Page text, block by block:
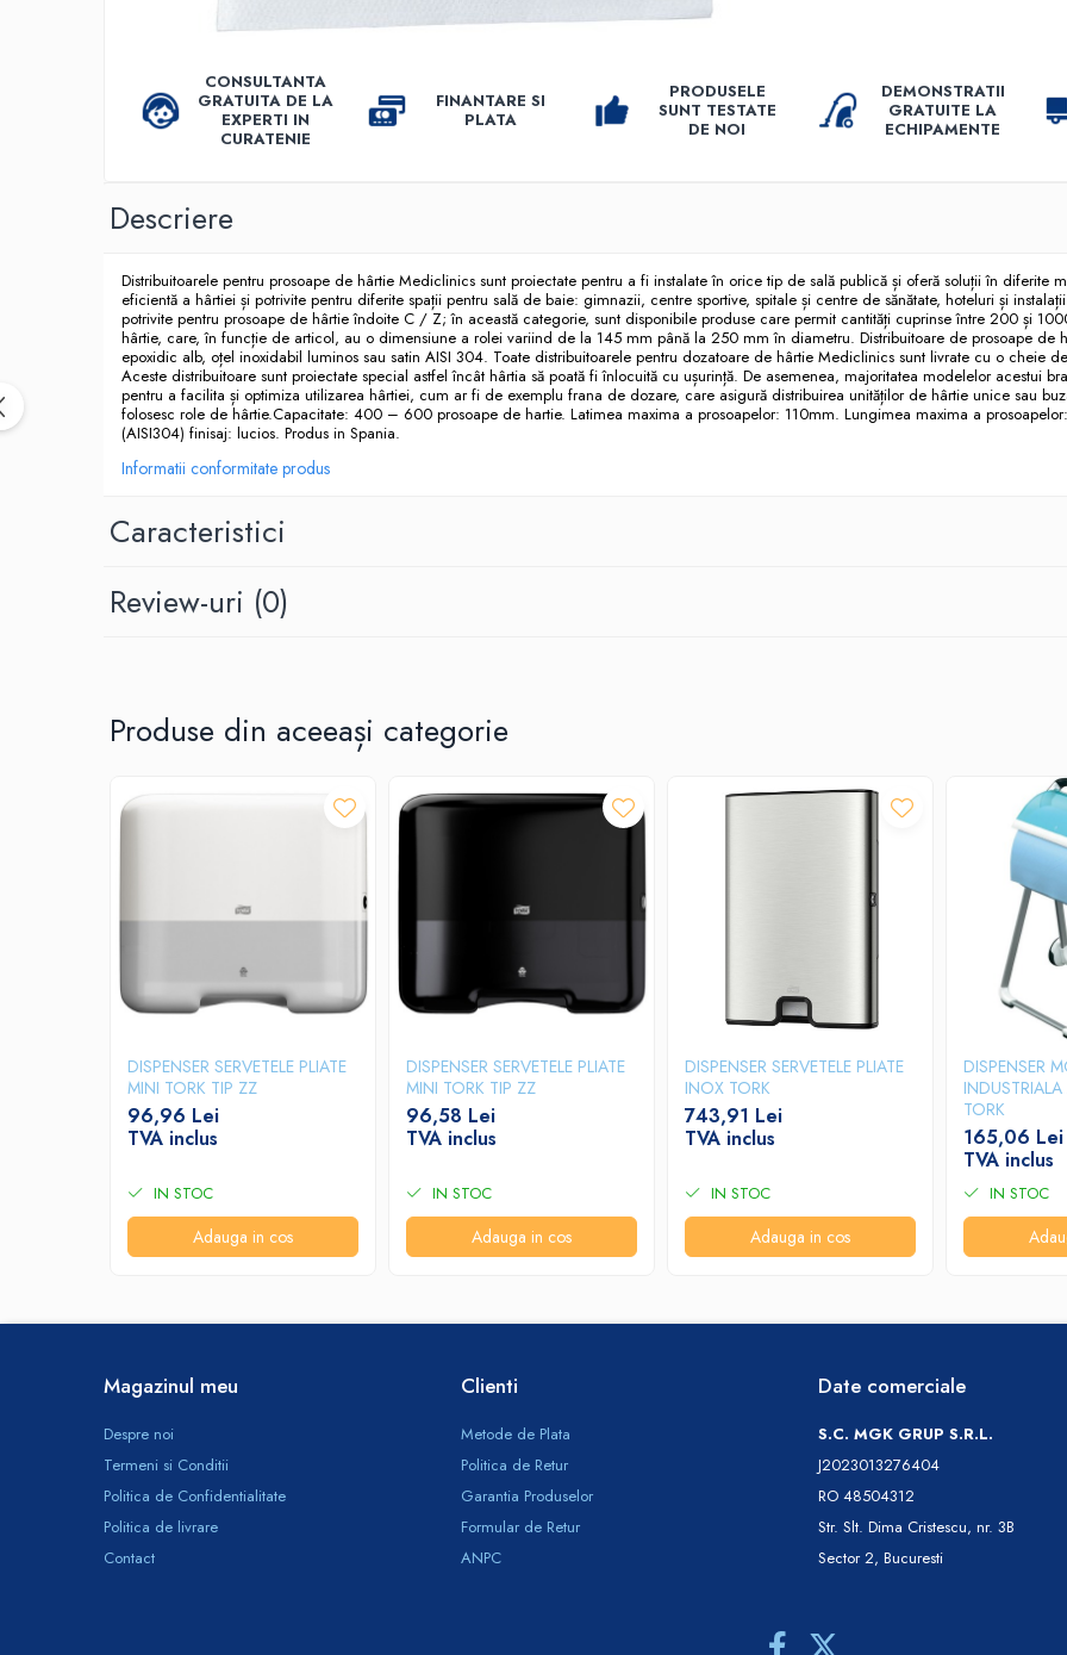
Dozatoare dezinfectanti
Dispensere acoperitoare colac wc
Dispensere odorizante
Dispensere pungi igiena feminina
Dispensere rola hartie industriala
Dispensere rola prosop hartie
Dispensere servetele masa,
servetele faciale
Uscatoare de maini
Produse ingrijire personala
Consumabile hartie
Hartie igienica
Pungi igienice
Role prosop hartie
Servetele masa & faciale
Odorizante profesionale
Odorizant toalera, wc
Articole menaj
Carucioare bucatarie
Carucioare curatenie
Lavete profesionale
Mopuri Profesionale
CONSULTANTA
GRATUITA DE LA
EXPERTI IN
CURATENIE
FINANTARE SI
PLATA
PRODUSELE
SUNT TESTATE
DE NOI
DEMONSTRATII
GRATUITE LA
ECHIPAMENTE
Descriere
Distribuitoarele pentru prosoape de hârtie Mediclinics sunt proiectate pentru a fi instalate în orice tip de sală publică și oferă soluții în
eficientă a hârtiei și potrivite pentru diferite spații pentru sală de baie: gimnazii, centre sportive, spitale și centre de sănătate, hoteluri și
potrivite pentru prosoape de hârtie îndoite C / Z; în această categorie, sunt disponibile produse care permit cantități cuprinse între 200 și
hârtie, care, în funcție de articol, au o dimensiune a rolei variind de la 145 mm până la 250 mm în diametru. Distribuitoare de prosoape de
epoxidic alb, oțel inoxidabil luminos sau satin AISI 304. Toate distribuitoarele pentru dozatoare de hârtie Mediclinics sunt livrate cu o cheie
Aceste distribuitoare sunt proiectate special astfel încât hârtia să poată fi înlocuită cu ușurință. De asemenea, majoritatea modelelor acestui
pentru a facilita și optimiza utilizarea hârtiei, cum ar fi de exemplu frana de dozare, care asigură distribuirea unităților de hârtie unice sau
folosesc role de hârtie.Capacitate: 400 – 600 prosoape de hartie. Latimea maxima a prosoapelor: 110mm. Lungimea maxima a
(AISI304) finisaj: lucios. Produs in Spania.
Informatii conformitate produs
Caracteristici
Review-uri (0)
Produse din aceeași categorie
DISPENSER SERVETELE PLIATE
MINI TORK TIP ZZ
96,96 Lei
TVA inclus
IN STOC
Adauga in cos
DISPENSER SERVETELE PLIATE
MINI TORK TIP ZZ
96,58 Lei
TVA inclus
IN STOC
Adauga in cos
DISPENSER SERVETELE PLIATE
INOX TORK
743,91 Lei
TVA inclus
IN STOC
Adauga in cos
DISPENSER
TORK
165,06 Lei
TVA inclus
IN STOC
Magazinul meu
Despre noi
Termeni si Conditii
Politica de Confidentialitate
Politica de livrare
Contact
Clienti
Metode de Plata
Politica de Retur
Garantia Produselor
Formular de Retur
ANPC
Date comerciale
S.C. MGK GRUP S.R.L.
J2023013276404
RO 48504312
Str. Slt. Dima Cristescu, nr. 3B
Sector 2, Bucuresti